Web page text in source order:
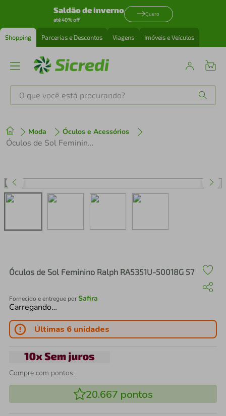
Saldão de inverno
até 40% off
Quero
Shopping Parcerias e Descontos Viagens Imóveis e Veículos
O que você está procurando?
Moda Óculos e Acessórios
Óculos de Sol Feminino Ralph RA5351U-50018G 57
Óculos de Sol Feminino Ralph RA5351U-50018G 57
Fornecido e entregue porSafira
Carregando…
Últimas 6 unidades
Compre com pontos:
20.667 pontos
1º tenis
perfume